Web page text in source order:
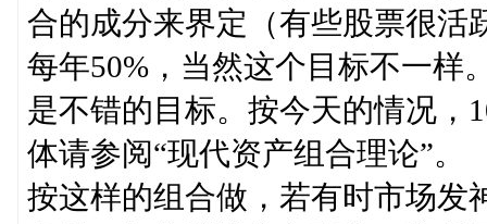
合的成分来界定（有些股票很活
每年50%，当然这个目标不一样
是不错的目标。按今天的情况，
体请参阅“现代资产组合理论”。
按这样的组合做，若有时市场发